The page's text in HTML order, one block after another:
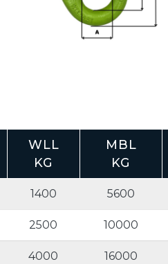
WLL
KG
MBL
KG
1400 5600
2500 10000
4000 16000